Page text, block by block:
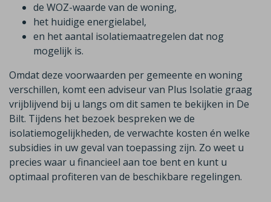
de WOZ-waarde van de woning,
het huidige energielabel,
en het aantal isolatiemaatregelen dat nog
mogelijk is.
Omdat deze voorwaarden per gemeente en woning
verschillen, komt een adviseur van Plus Isolatie graag
vrijblijvend bij u langs om dit samen te bekijken in De
Bilt. Tijdens het bezoek bespreken we de
isolatiemogelijkheden, de verwachte kosten én welke
subsidies in uw geval van toepassing zijn. Zo weet u
precies waar u financieel aan toe bent en kunt u
optimaal profiteren van de beschikbare regelingen.